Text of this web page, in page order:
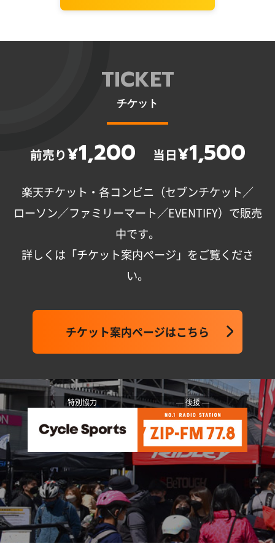
TICKET
チケット
前売り¥1,200 当日¥1,500
楽天チケット・各コンビニ（セブンチケット／
ローソン／ファミリーマート／EVENTIFY）で販売
中です。
詳しくは「チケット案内ページ」をご覧くださ
い。
チケット案内ページはこちら
特別協力 ― 後援 ―